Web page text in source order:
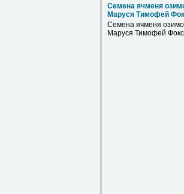
Семена ячменя
Маруся Тимофей
Семена ячменя
Маруся Тимофей